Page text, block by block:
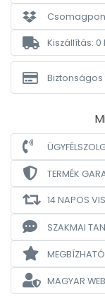
Kiszállítás: 0
Biztonságos
TERMÉK
14 NAPOS
SZAKMAI
MAGYAR